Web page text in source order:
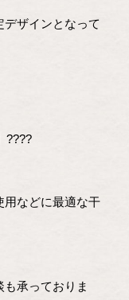
ザインとなって
????
用などに最適な干
承っておりま